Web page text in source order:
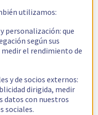
utilizamos:
personalización: que
según sus
medir el rendimiento de
y de socios externos:
dirigida, medir
datos con nuestros
sociales.